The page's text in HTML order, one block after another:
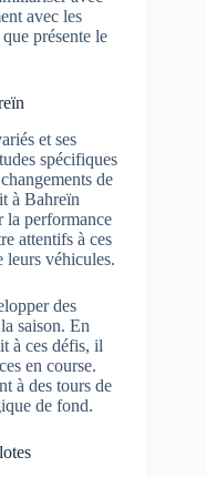
avec les
présente le
et ses
spécifiques
de
à Bahreïn
la performance
attentifs à ces
leurs véhicules.
des
saison. En
à ces défis, il
en course.
à des tours de
de fond.